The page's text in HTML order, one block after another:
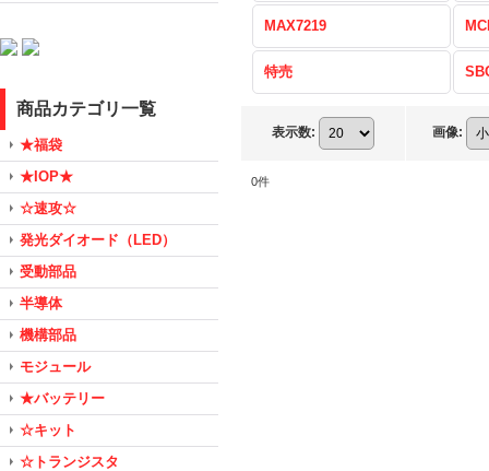
商品カテゴリ一覧
★福袋
★IOP★
☆速攻☆
発光ダイオード（LED）
受動部品
半導体
機構部品
モジュール
★バッテリー
☆キット
☆トランジスタ
MAX7219
特売
表示数: 画像:
0件